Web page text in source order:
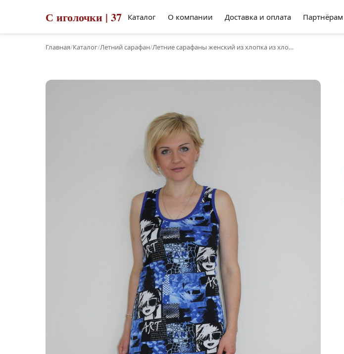
С иголочки | 37 Каталог О компании Доставка и оплата Партнёрам
Главная/Каталог/Летний сарафан/Летние сарафаны женский из хлопка из хло…